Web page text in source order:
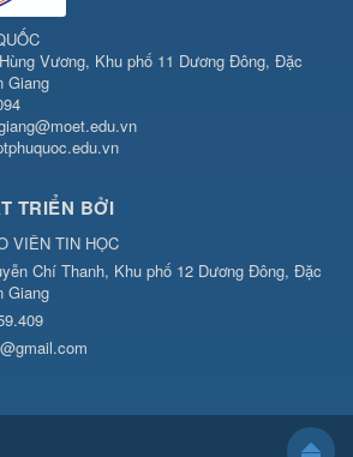
Vương, Khu phố 11 Dương Đông, Đặc
Giang
TRIỂN BỞI
VIÊN TIN HỌC
Chí Thanh, Khu phố 12 Dương Đông, Đặc
Giang